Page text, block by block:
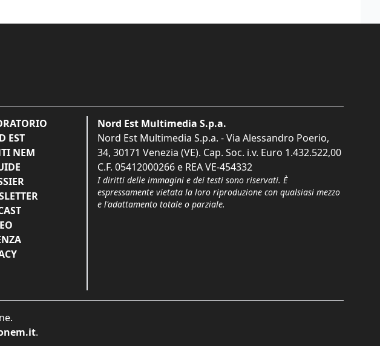
EST
NEM
Nord Est Multimedia S.p.a.
Nord Est Multimedia S.p.a. - Via Alessandro Poerio,
34, 30171 Venezia (VE). Cap. Soc. i.v. Euro 1.432.522,00
C.F. 05412000266 e REA VE-454332
I diritti delle immagini e dei testi sono riservati. È
espressamente vietata la loro riproduzione con qualsiasi mezzo
e l'adattamento totale o parziale.
.